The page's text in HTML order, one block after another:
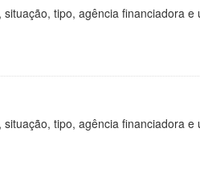
tipo, agência financiadora e
tipo, agência financiadora e